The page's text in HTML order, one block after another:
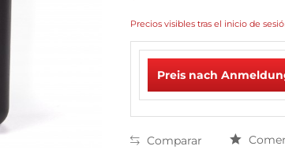
Precios visibles tras el inicio de
Preis nach
Comparar